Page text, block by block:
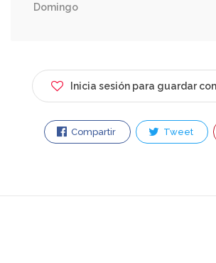
Domingo
Inicia sesión para guardar
Compartir Tweet